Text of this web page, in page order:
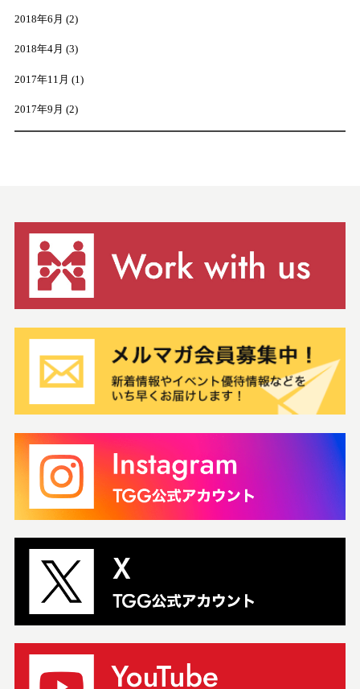
2018年6月 (2)
2018年4月 (3)
2017年11月 (1)
2017年9月 (2)